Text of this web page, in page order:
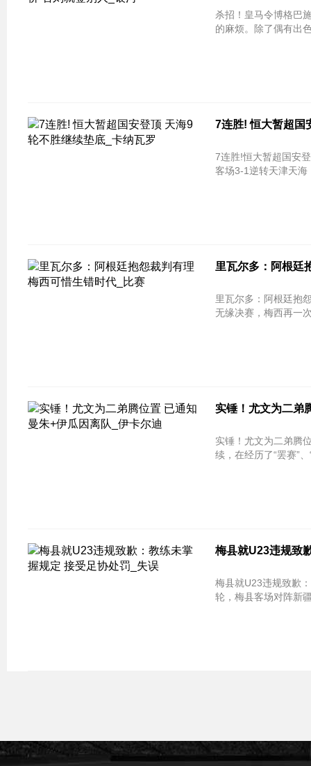
杀招！皇马令博格巴施压曼联降价 否
的麻烦。除了偶有出
7连胜! 恒大暂超国
7连胜!恒大暂超国安登顶天海9轮不
客场3-1逆转天津天
里瓦尔多：阿根廷
里瓦尔多：阿根廷抱怨裁判有理 梅
无缘决赛，梅西再一
实锤！尤文为二弟
实锤！尤文为二弟腾位置 已通知
续，在经历了“罢赛”
梅县就U23违规致
梅县就U23违规致歉：教练未掌握
轮，梅县客场对阵新